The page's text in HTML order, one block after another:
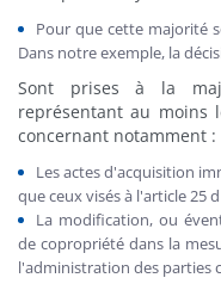
Pour que cette majorité
Dans notre exemple, la
Sont prises à la
représentant au moins
concernant notamment :
Les actes d'acquisition
que ceux visés à l'article 25
La modification, ou
de copropriété dans la
l'administration des parties